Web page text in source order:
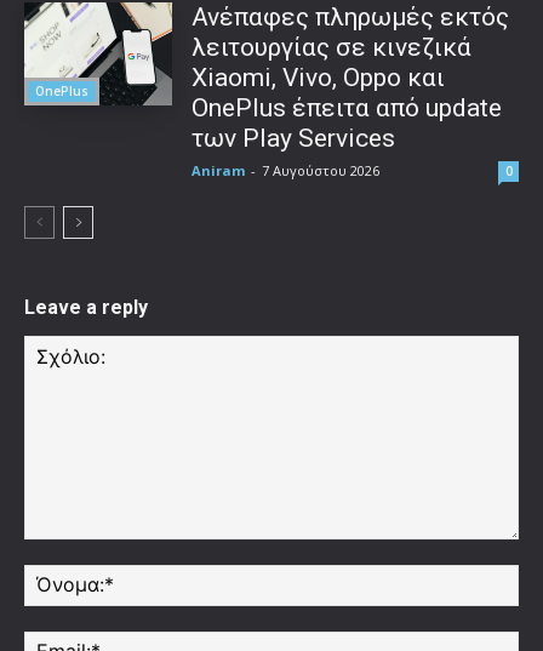
OnePlus
Ανέπαφες πληρωμές εκτός
λειτουργίας σε κινεζικά
Xiaomi, Vivo, Oppo και
OnePlus έπειτα από update
των Play Services
Aniram - 7 Αυγούστου 2026 0
Leave a reply